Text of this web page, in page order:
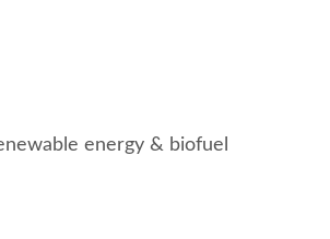
energy & biofuel